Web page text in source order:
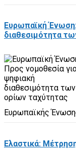
Ευρωπαϊκή
διαθεσιμότητα
Ευρωπαϊκής
Ελαστικά: